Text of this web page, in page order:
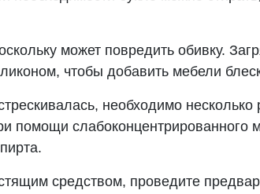
может повредить обивку.
чтобы добавить мебели
необходимо несколько
помощи
средством, проведите